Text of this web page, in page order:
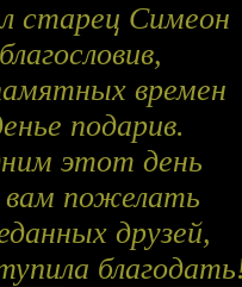
старец Симеон
времен
подарив.
этот день
вам пожелать
друзей,